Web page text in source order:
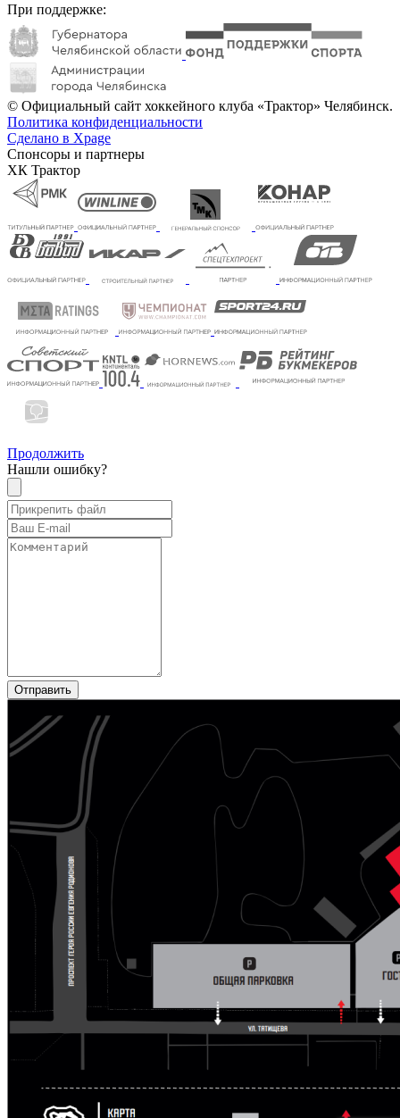
При поддержке:
© Официальный сайт хоккейного клуба «Трактор» Челябинск.
Политика конфиденциальности
Сделано в Xpage
Спонсоры и партнеры
ХК Трактор
Продолжить
Нашли ошибку?